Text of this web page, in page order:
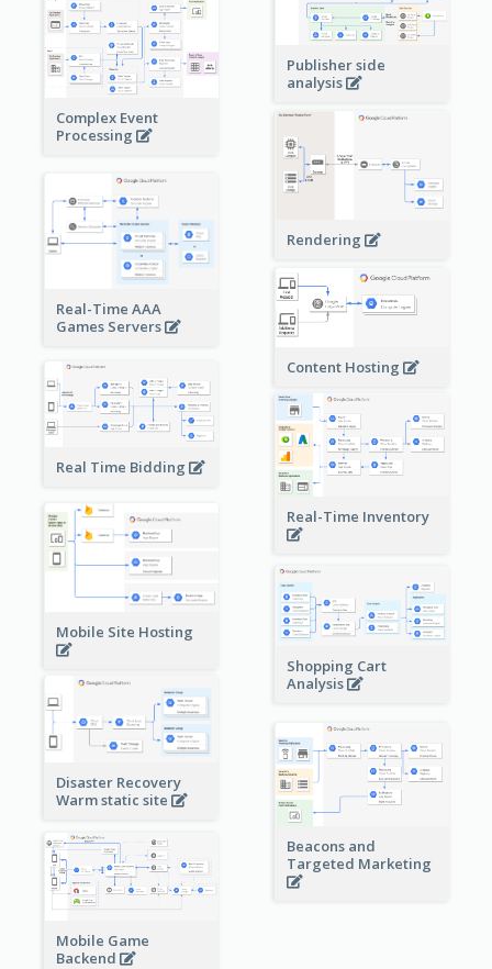
Publisher side
analysis
Complex Event
Processing
Rendering
Real-Time AAA
Games Servers
Content Hosting
Real Time Bidding
Real-Time Inventory
Mobile Site Hosting
Shopping Cart
Analysis
Disaster Recovery
Warm static site
Beacons and
Targeted Marketing
Mobile Game
Backend